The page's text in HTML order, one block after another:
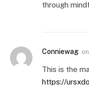
through
Conniewag on
This is the
https://